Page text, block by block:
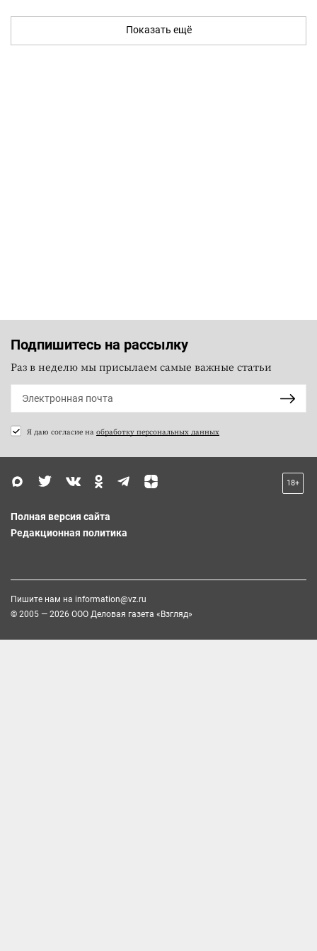
Показать ещё
Подпишитесь на рассылку
Раз в неделю мы присылаем самые важные статьи
Я даю согласие на обработку персональных данных
18+
Полная версия сайта
Редакционная политика
Пишите нам на information@vz.ru
© 2005 — 2026 ООО Деловая газета «Взгляд»